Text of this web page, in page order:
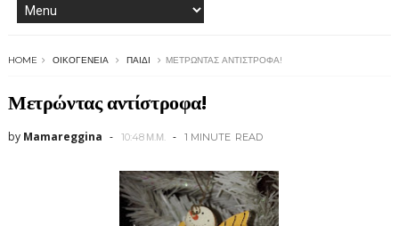
HOME ΟΙΚΟΓΈΝΕΙΑ ΠΑΙΔΊ ΜΕΤΡΏΝΤΑΣ ΑΝΤΊΣΤΡΟΦΑ!
Μετρώντας αντίστροφα!
by Mamareggina 10:48 Μ.Μ. 1 MINUTE READ